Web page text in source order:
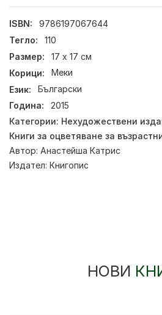
ISBN:
9786197067644
Тегло:
110
Размер:
17 х 17 см
Корици:
Меки
Език:
Български
Година:
2015
Категории: Нехудожествени
Книги за оцветяване за
Автор: Анастейша Катрис
Издател: Книгопис
НОВИ